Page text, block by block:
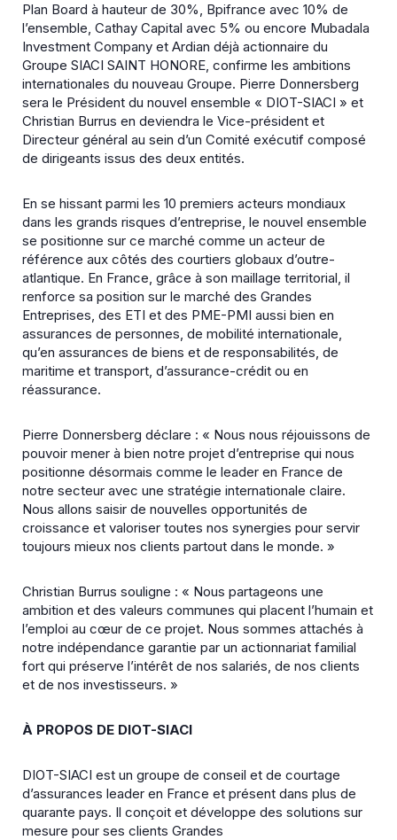
Plan Board à hauteur de 30%, Bpifrance avec 10% de
l’ensemble, Cathay Capital avec 5% ou encore Mubadala
Investment Company et Ardian déjà actionnaire du
Groupe SIACI SAINT HONORE, confirme les ambitions
internationales du nouveau Groupe. Pierre Donnersberg
sera le Président du nouvel ensemble « DIOT-SIACI » et
Christian Burrus en deviendra le Vice-président et
Directeur général au sein d’un Comité exécutif composé
de dirigeants issus des deux entités.
En se hissant parmi les 10 premiers acteurs mondiaux
dans les grands risques d’entreprise, le nouvel ensemble
se positionne sur ce marché comme un acteur de
référence aux côtés des courtiers globaux d’outre-
atlantique. En France, grâce à son maillage territorial, il
renforce sa position sur le marché des Grandes
Entreprises, des ETI et des PME-PMI aussi bien en
assurances de personnes, de mobilité internationale,
qu’en assurances de biens et de responsabilités, de
maritime et transport, d’assurance-crédit ou en
réassurance.
Pierre Donnersberg déclare : « Nous nous réjouissons de
pouvoir mener à bien notre projet d’entreprise qui nous
positionne désormais comme le leader en France de
notre secteur avec une stratégie internationale claire.
Nous allons saisir de nouvelles opportunités de
croissance et valoriser toutes nos synergies pour servir
toujours mieux nos clients partout dans le monde. »
Christian Burrus souligne : « Nous partageons une
ambition et des valeurs communes qui placent l’humain et
l’emploi au cœur de ce projet. Nous sommes attachés à
notre indépendance garantie par un actionnariat familial
fort qui préserve l’intérêt de nos salariés, de nos clients
et de nos investisseurs. »
À PROPOS DE DIOT-SIACI
DIOT-SIACI est un groupe de conseil et de courtage
d’assurances leader en France et présent dans plus de
quarante pays. Il conçoit et développe des solutions sur
mesure pour ses clients Grandes